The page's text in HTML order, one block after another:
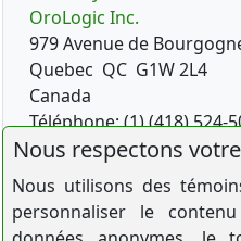
OroLogic Inc.
979 Avenue de
Quebec QC G1W 2L4
Canada
Téléphone: (1) (418) 524-
CRÉEZ UN COMPTE
Nous respectons
Nous utilisons des
personnaliser le